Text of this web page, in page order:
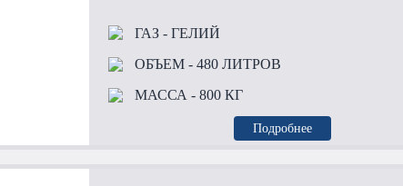
ГАЗ- ГЕЛИЙ
ОБЪЕМ- 480 ЛИТРОВ
МАССА - 800 КГ
Подробнее